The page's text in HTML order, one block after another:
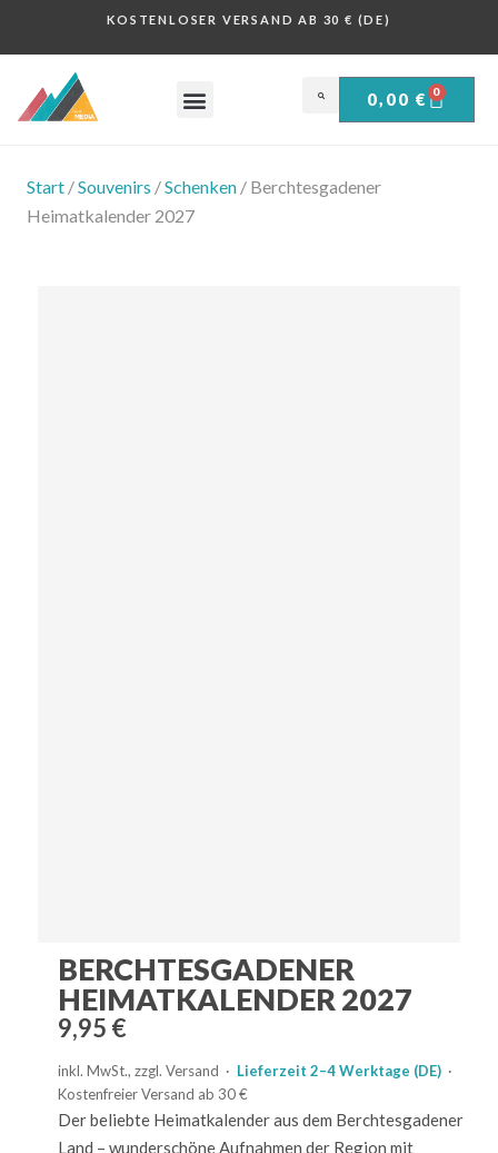
KOSTENLOSER VERSAND AB 30 € (DE)
0,00 € 0
Start /Souvenirs /Schenken / Berchtesgadener
Heimatkalender 2027
BERCHTESGADENER
HEIMATKALENDER 2027
9,95 €
inkl. MwSt., zzgl. Versand · Lieferzeit 2–4 Werktage (DE) ·
Kostenfreier Versand ab 30 €
Der beliebte Heimatkalender aus dem Berchtesgadener
Land – wunderschöne Aufnahmen der Region mit